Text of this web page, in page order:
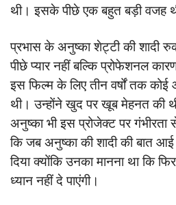
थी। इसके पीछे एक बहुत बड़ी वजह
प्रभास के अनुष्का शेट्टी की शादी
पीछे प्यार नहीं बल्कि प्रोफेशनल
इस फिल्म के लिए तीन वर्षों तक
थी। उन्होंने खुद पर खूब मेहनत की
अनुष्का भी इस प्रोजेक्ट पर
कि जब अनुष्का की शादी की बात आई
दिया क्योंकि उनका मानना था कि
ध्यान नहीं दे पाएंगी।